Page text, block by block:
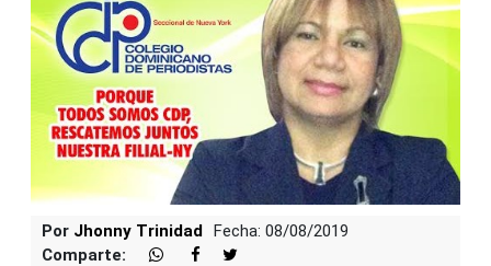
Por Jhonny Trinidad Fecha: 08/08/2019
Comparte: